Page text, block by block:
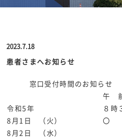
2023.7.18
患者さまへお知らせ
窓口受付時間のお知らせ
午
令和5年
８時
8月1日 （火）
〇
8月2日 （水）